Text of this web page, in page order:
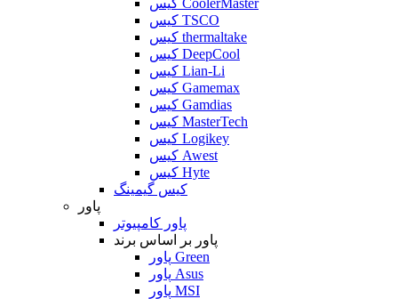
کیس CoolerMaster
کیس TSCO
کیس thermaltake
کیس DeepCool
کیس Lian-Li
کیس Gamemax
کیس Gamdias
کیس MasterTech
کیس Logikey
کیس Awest
کیس Hyte
کیس گیمینگ
پاور
پاور کامپیوتر
پاور بر اساس برند
پاور Green
پاور Asus
پاور MSI